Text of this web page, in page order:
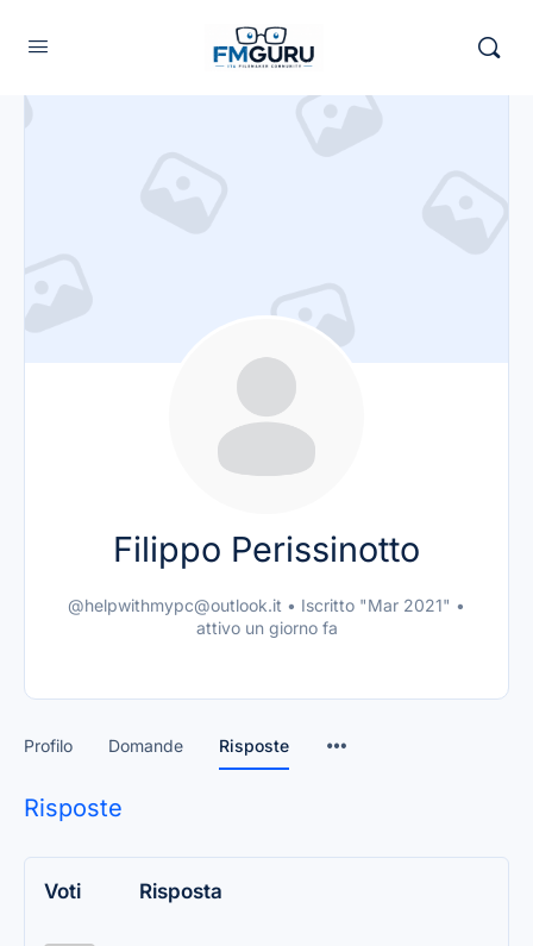
Filippo Perissinotto
@helpwithmypc@outlook.it • Iscritto "Mar 2021" •
attivo un giorno fa
Profilo Domande Risposte
Risposte
Voti Risposta